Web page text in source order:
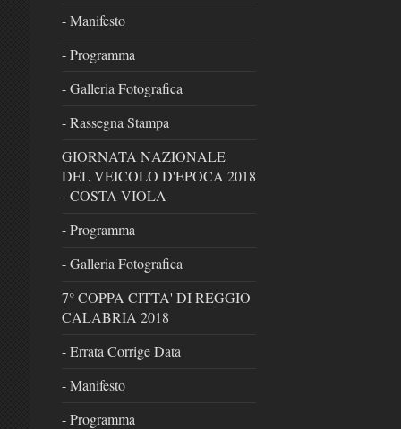
- Manifesto
- Programma
- Galleria Fotografica
- Rassegna Stampa
GIORNATA NAZIONALE
DEL VEICOLO D'EPOCA 2018
- COSTA VIOLA
- Programma
- Galleria Fotografica
7° COPPA CITTA' DI REGGIO
CALABRIA 2018
- Errata Corrige Data
- Manifesto
- Programma